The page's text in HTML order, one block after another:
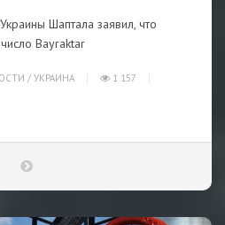
Шаптала заявил, что
Bayraktar
/ УКРАИНА
1 157